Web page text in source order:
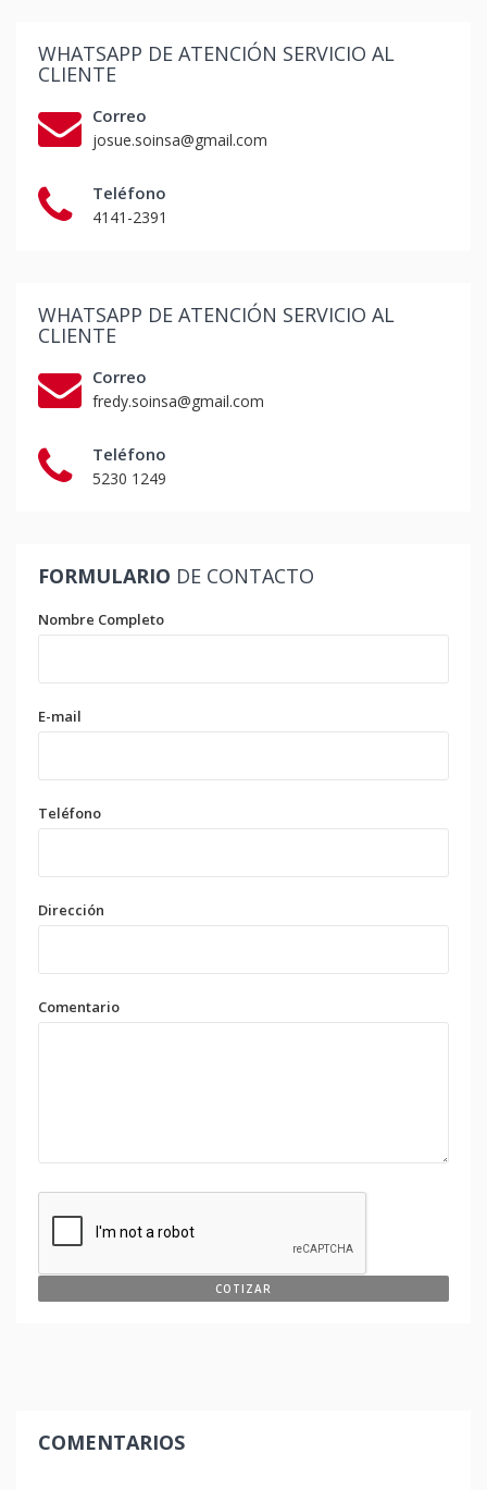
WHATSAPP DE ATENCIÓN SERVICIO AL
CLIENTE
Correo
josue.soinsa@gmail.com
Teléfono
4141-2391
WHATSAPP DE ATENCIÓN SERVICIO AL
CLIENTE
Correo
fredy.soinsa@gmail.com
Teléfono
5230 1249
FORMULARIO DE CONTACTO
Nombre Completo
E-mail
Teléfono
Dirección
Comentario
COMENTARIOS